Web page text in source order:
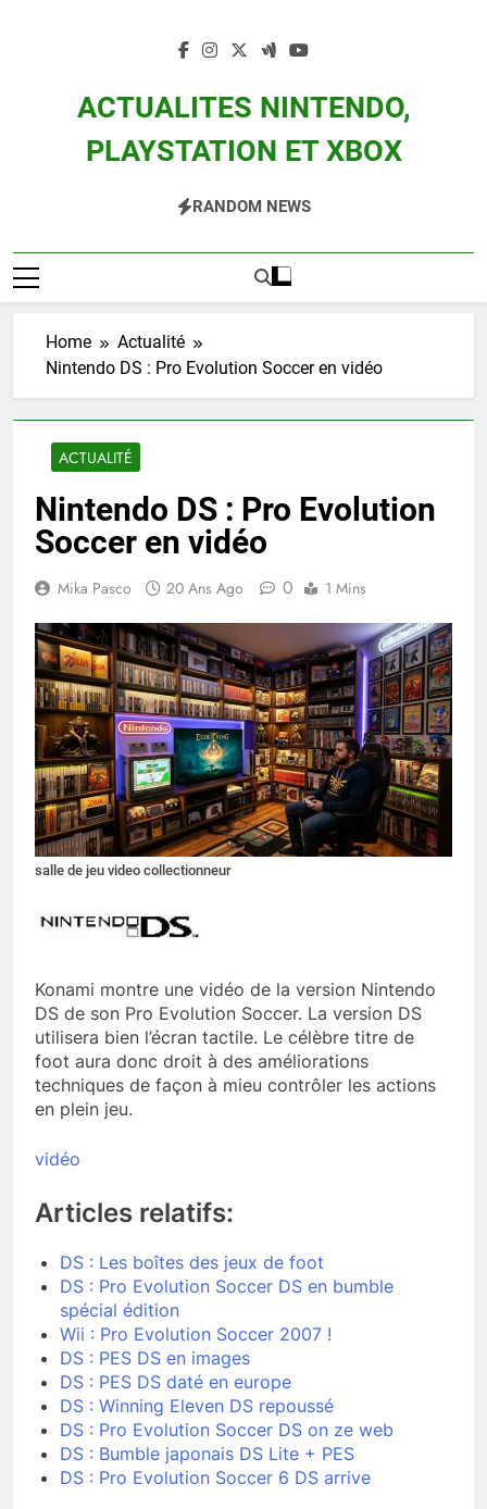
ACTUALITES NINTENDO,
PLAYSTATION ET XBOX
Zelda, Splatoon, Pokemon Entre Autres
RANDOM NEWS
Home
Actualité
Nintendo DS : Pro Evolution Soccer en vidéo
ACTUALITÉ
Nintendo DS : Pro Evolution
Soccer en vidéo
Mika Pasco 20 Ans Ago 0 1 Mins
salle de jeu video collectionneur
Konami montre une vidéo de la version Nintendo
DS de son Pro Evolution Soccer. La version DS
utilisera bien l’écran tactile. Le célèbre titre de
foot aura donc droit à des améliorations
techniques de façon à mieu contrôler les actions
en plein jeu.
vidéo
Articles relatifs:
DS : Les boîtes des jeux de foot
DS : Pro Evolution Soccer DS en bumble
spécial édition
Wii : Pro Evolution Soccer 2007 !
DS : PES DS en images
DS : PES DS daté en europe
DS : Winning Eleven DS repoussé
DS : Pro Evolution Soccer DS on ze web
DS : Bumble japonais DS Lite + PES
DS : Pro Evolution Soccer 6 DS arrive